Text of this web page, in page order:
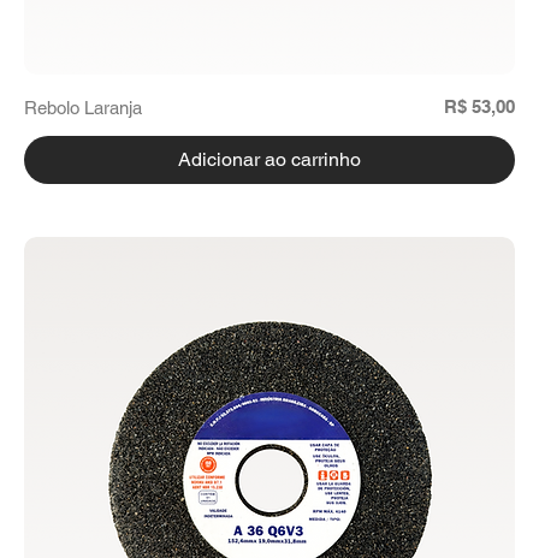
Rebolo Laranja Preço
R$ 53,00
Adicionar ao carrinho